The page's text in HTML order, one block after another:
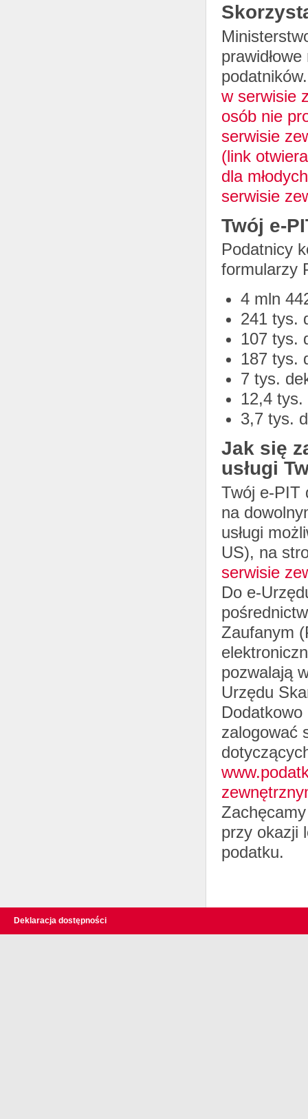
w serwisie
osób nie
serwisie
(link
dla
serwisie
Twój e-
Podatnicy
formularzy
4 mln
241 tys.
107 tys.
187 tys.
7 tys.
12,4 tys.
3,7 tys.
Jak się
usługi
Twój e-PIT
na
usługi
US), na
serwisie
Do e-
Zaufanym
pozwalają
Urzędu
Dodatkowo
zalogować
przy okazji
podatku.
Deklaracja dostępności